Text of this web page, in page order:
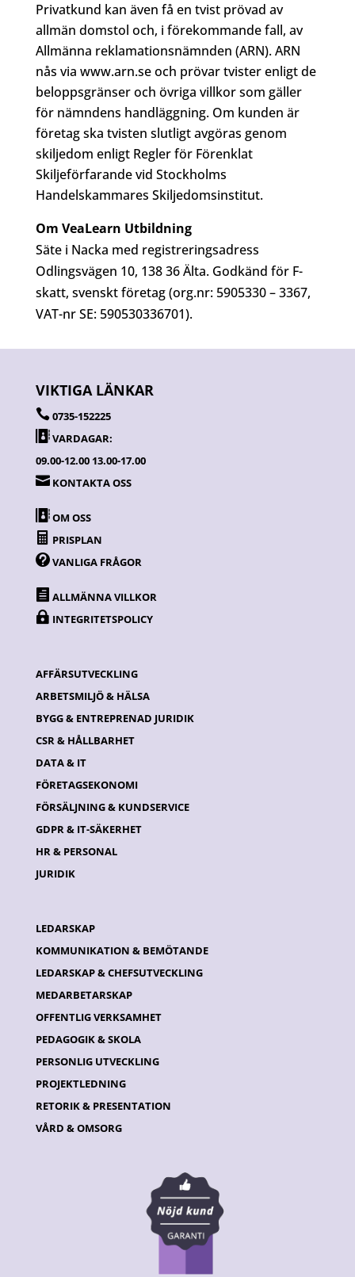
Privatkund kan även få en tvist prövad av
allmän domstol och, i förekommande fall, av
Allmänna reklamationsnämnden (ARN). ARN
nås via www.arn.se och prövar tvister enligt de
beloppsgränser och övriga villkor som gäller
för nämndens handläggning. Om kunden är
företag ska tvisten slutligt avgöras genom
skiljedom enligt Regler för Förenklat
Skiljeförfarande vid Stockholms
Handelskammares Skiljedomsinstitut.
Om VeaLearn Utbildning
Säte i Nacka med registreringsadress
Odlingsvägen 10, 138 36 Älta. Godkänd för F-
skatt, svenskt företag (org.nr: 5905330 – 3367,
VAT-nr SE: 590530336701).
VIKTIGA LÄNKAR
0735-152225
VARDAGAR:
09.00-12.00 13.00-17.00
 KONTAKTA OSS
OM OSS
 PRISPLAN
VANLIGA FRÅGOR
 ALLMÄNNA VILLKOR
 INTEGRITETSPOLICY
AFFÄRSUTVECKLING
ARBETSMILJÖ & HÄLSA
BYGG & ENTREPRENAD JURIDIK
CSR & HÅLLBARHET
DATA & IT
FÖRETAGSEKONOMI
FÖRSÄLJNING & KUNDSERVICE
GDPR & IT-SÄKERHET
HR & PERSONAL
JURIDIK
LEDARSKAP
KOMMUNIKATION & BEMÖTANDE
LEDARSKAP & CHEFSUTVECKLING
MEDARBETARSKAP
OFFENTLIG VERKSAMHET
PEDAGOGIK & SKOLA
PERSONLIG UTVECKLING
PROJEKTLEDNING
RETORIK & PRESENTATION
VÅRD & OMSORG